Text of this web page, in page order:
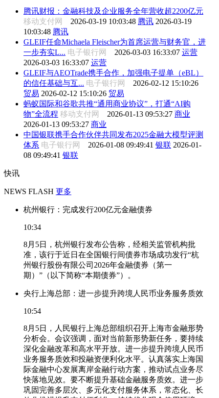
腾讯财报：金融科技及企业服务全年营收超2200亿元
移动支付网 2026-03-19 10:03:48 腾讯 2026-03-19
10:03:48 腾讯
GLEIF任命Michaela Fleischer为首席运营与财务官，进
一步夯实L... 电子银行网 2026-03-03 16:33:07 运营
2026-03-03 16:33:07 运营
GLEIF与AEOTrade携手合作，加强电子提单（eBL）
的信任基础与互... 电子银行网 2026-02-12 15:10:26
贸易 2026-02-12 15:10:26 贸易
蚂蚁国际和谷歌共推“通用商业协议”，打通“AI购
物”全流程 移动支付网 2026-01-13 09:53:27 商业
2026-01-13 09:53:27 商业
中国银联携手合作伙伴共同发布2025金融大模型评测
体系 电子银行网 2026-01-08 09:49:41 银联 2026-01-
08 09:49:41 银联
快讯
NEWS FLASH 更多
杭州银行：完成发行200亿元金融债券
10:34
8月5日，杭州银行发布公告称，经相关监管机构批
准，该行于近日在全国银行间债券市场成功发行“杭
州银行股份有限公司2026年金融债券（第一
期）”（以下简称“本期债券”）。
央行上海总部：进一步提升跨境人民币业务服务质效
10:54
8月5日，人民银行上海总部组织召开上海市金融形势
分析会。会议强调，面对当前新形势新任务，要持续
深化金融改革和高水平开放。进一步提升跨境人民币
业务服务质效和投融资便利化水平。认真落实上海国
际金融中心发展离岸金融行动方案，推动试点业务尽
快落地见效。要不断提升基础金融服务质效。进一步
巩固完善多层次、多元化支付服务体系，常态化、长